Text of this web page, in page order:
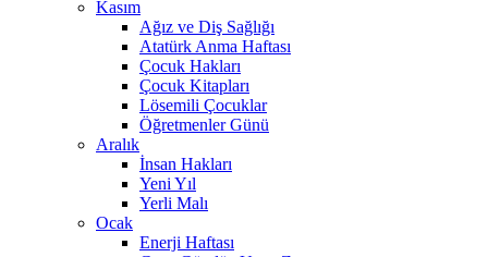
Kasım
Ağız ve Diş Sağlığı
Atatürk Anma Haftası
Çocuk Hakları
Çocuk Kitapları
Lösemili Çocuklar
Öğretmenler Günü
Aralık
İnsan Hakları
Yeni Yıl
Yerli Malı
Ocak
Enerji Haftası